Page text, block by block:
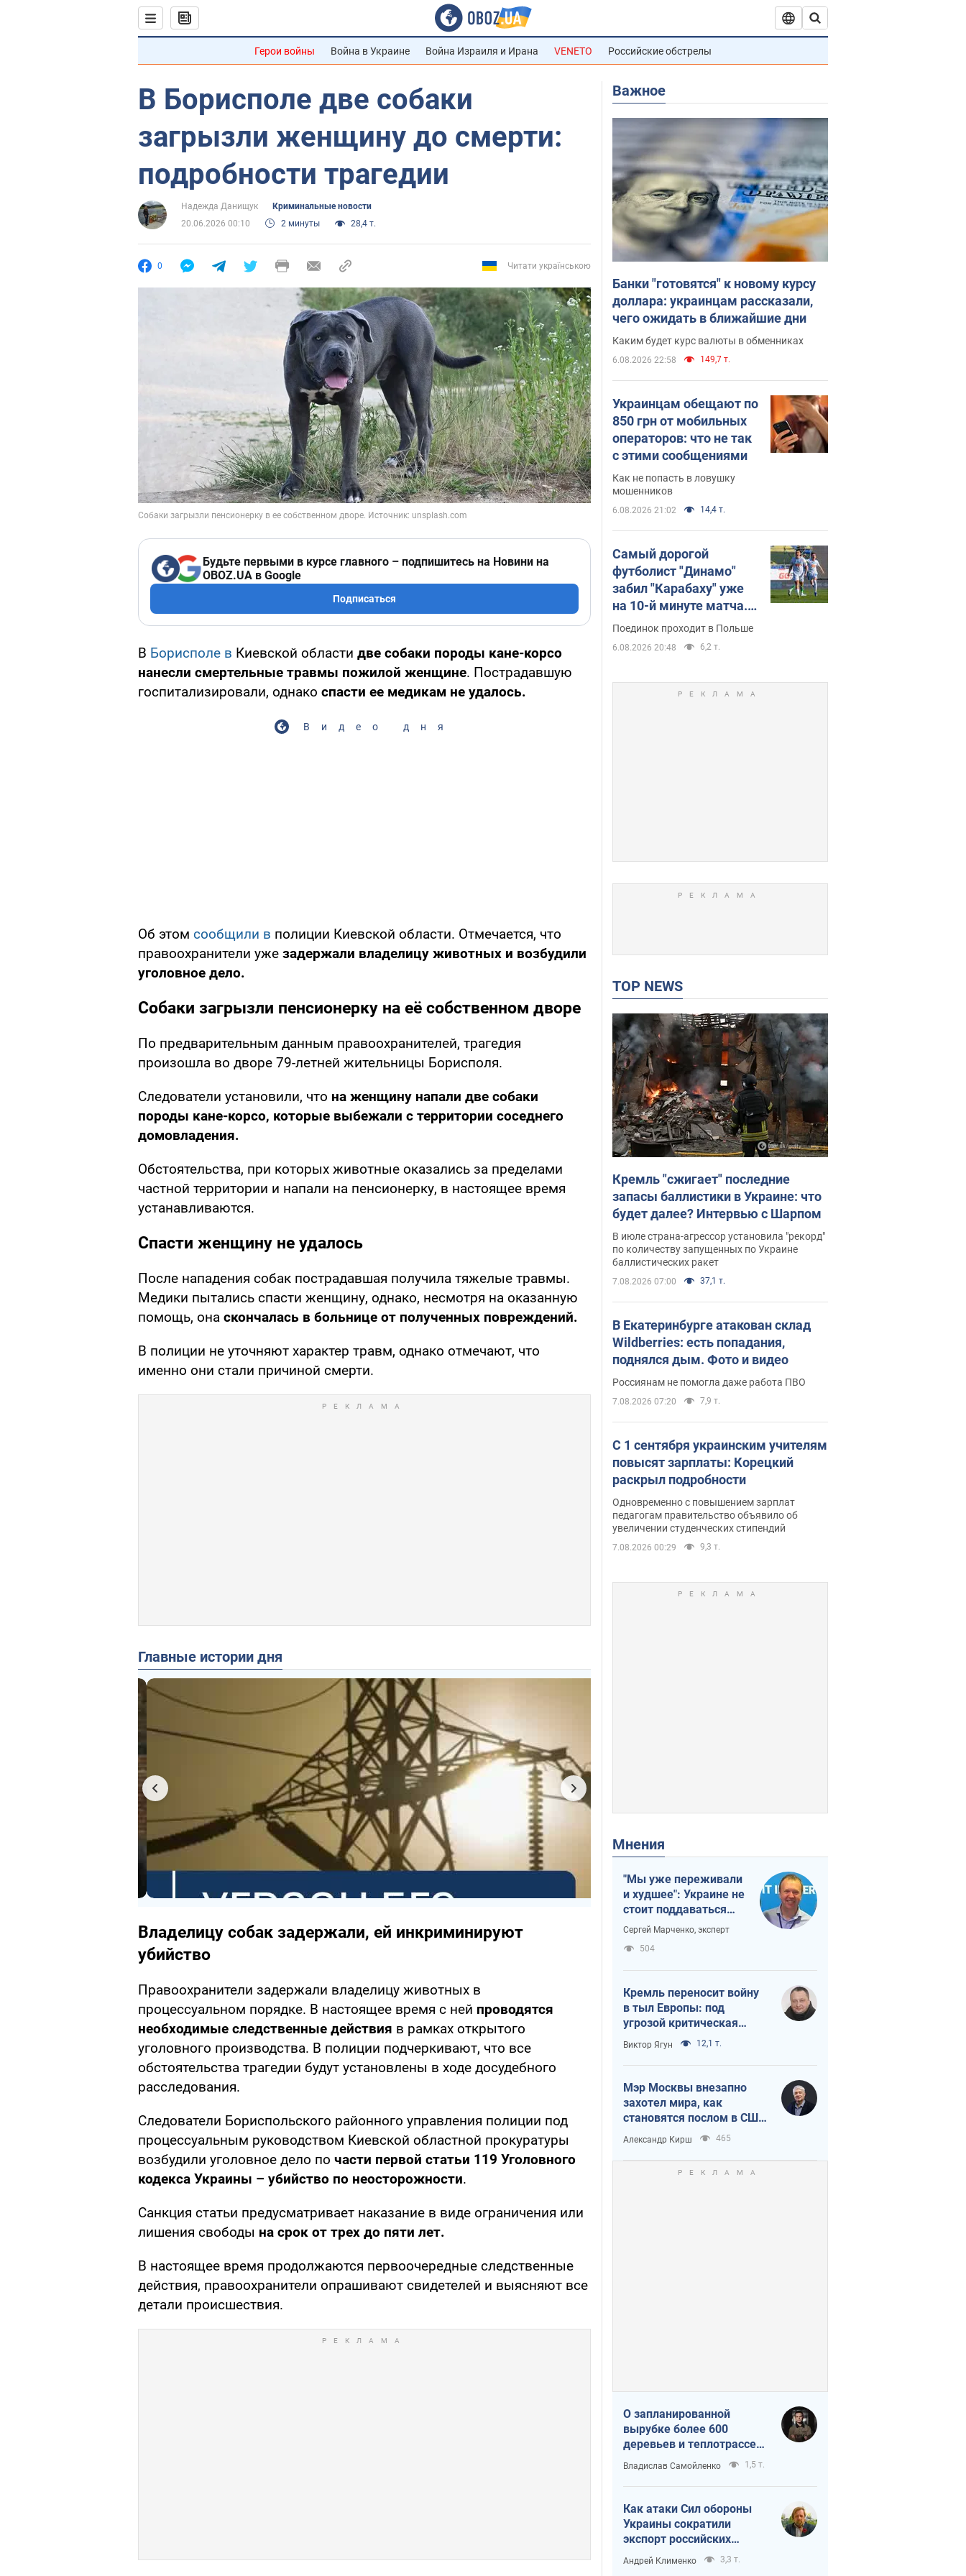
Герои войны Война в Украине Война Израиля и Ирана VENETO Российские обстрелы
В Борисполе две собаки
загрызли женщину до смерти:
подробности трагедии
Надежда Данищук
Криминальные новости
20.06.2026 00:10
2 минуты 28,4 т.
0 Читати українською
Будьте первыми в курсе главного – подпишитесь на Новини на
OBOZ.UA в Google
Подписаться
В Борисполе в Киевской области две собаки породы кане-корсо
нанесли смертельные травмы пожилой женщине. Пострадавшую
госпитализировали, однако спасти ее медикам не удалось.
Видео дня
Об этом сообщили в полиции Киевской области. Отмечается, что
правоохранители уже задержали владелицу животных и возбудили
уголовное дело.
Собаки загрызли пенсионерку на её собственном дворе
По предварительным данным правоохранителей, трагедия
произошла во дворе 79-летней жительницы Борисполя.
Следователи установили, что на женщину напали две собаки
породы кане-корсо, которые выбежали с территории соседнего
домовладения.
Обстоятельства, при которых животные оказались за пределами
частной территории и напали на пенсионерку, в настоящее время
устанавливаются.
Спасти женщину не удалось
После нападения собак пострадавшая получила тяжелые травмы.
Медики пытались спасти женщину, однако, несмотря на оказанную
помощь, она скончалась в больнице от полученных повреждений.
В полиции не уточняют характер травм, однако отмечают, что
именно они стали причиной смерти.
Главные истории дня
Владелицу собак задержали, ей инкриминируют
убийство
Правоохранители задержали владелицу животных в
процессуальном порядке. В настоящее время с ней проводятся
необходимые следственные действия в рамках открытого
уголовного производства. В полиции подчеркивают, что все
обстоятельства трагедии будут установлены в ходе досудебного
расследования.
Следователи Бориспольского районного управления полиции под
процессуальным руководством Киевской областной прокуратуры
возбудили уголовное дело по части первой статьи 119 Уголовного
кодекса Украины – убийство по неосторожности.
Санкция статьи предусматривает наказание в виде ограничения или
лишения свободы на срок от трех до пяти лет.
В настоящее время продолжаются первоочередные следственные
действия, правоохранители опрашивают свидетелей и выясняют все
детали происшествия.
Важное
Банки "готовятся" к новому курсу
доллара: украинцам рассказали,
чего ожидать в ближайшие дни
Каким будет курс валюты в обменниках
6.08.2026 22:58 149,7 т.
Украинцам обещают по
850 грн от мобильных
операторов: что не так
с этими сообщениями
Как не попасть в ловушку
мошенников
6.08.2026 21:02 14,4 т.
Самый дорогой
футболист "Динамо"
забил "Карабаху" уже
на 10-й минуте матча.
Видео
Поединок проходит в Польше
6.08.2026 20:48 6,2 т.
TOP NEWS
Кремль "сжигает" последние
запасы баллистики в Украине: что
будет далее? Интервью с Шарпом
В июле страна-агрессор установила "рекорд"
по количеству запущенных по Украине
баллистических ракет
7.08.2026 07:00 37,1 т.
В Екатеринбурге атакован склад
Wildberries: есть попадания,
поднялся дым. Фото и видео
Россиянам не помогла даже работа ПВО
7.08.2026 07:20 7,9 т.
С 1 сентября украинским учителям
повысят зарплаты: Корецкий
раскрыл подробности
Одновременно с повышением зарплат
педагогам правительство объявило об
увеличении студенческих стипендий
7.08.2026 00:29 9,3 т.
Мнения
"Мы уже переживали
и худшее": Украине не
стоит поддаваться
отчаянию из-за
Сергей Марченко, эксперт
504
Кремль переносит войну
в тыл Европы: под
угрозой критическая
логистика
Виктор Ягун 12,1 т.
Мэр Москвы внезапно
захотел мира, как
становятся послом в США
и новые украинские топ-
рейтинги
Александр Кирш 465
О запланированной
вырубке более 600
деревьев и теплотрассе:
что происходит на
Теремках в Киеве
Владислав Самойленко 1,5 т.
Как атаки Сил обороны
Украины сократили
экспорт российских
нефтепродуктов
Андрей Клименко 3,3 т.